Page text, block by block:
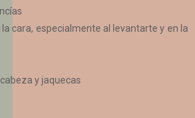
cara, especialmente al levantarte y en la
y jaquecas